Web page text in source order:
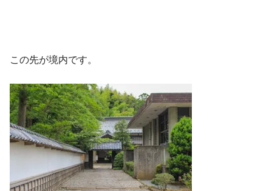
この先が境内です。